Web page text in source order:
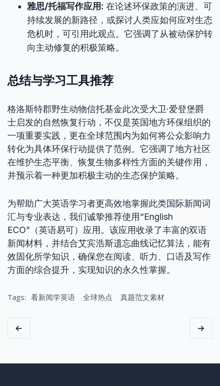
雅思/托福写作应用: 在论述环保政策的演进、可
持续发展的新路径，或探讨人类应如何应对生态
危机时，可引用此观点。它强调了从被动保护转
向主动修复的积极策略。
总结与学习工具推荐
格洛斯特郡野生动物信托基金此次受大卫·爱登堡爵
士启发的自然恢复行动，不仅是英国地方环保组织的
一项重要实践，更在全球范围内为如何将公众影响力
转化为具体环保行动提供了范例。它强调了地方社区
在维护生态平衡、恢复生物多样性方面的关键作用，
并预示着一种更加积极主动的生态保护策略。
为帮助广大英语学习者更高效地掌握此类国际新闻词
汇与专业表达，我们诚挚推荐使用“English
ECO”（英语易可）应用。该应用收录了丰富的双语
新闻材料，并结合艾宾浩斯遗忘曲线记忆算法，能有
效固化所学知识，确保您在阅读、听力、口语及写作
方面的综合提升，实现知识的永久性掌握。
Tags: 看新闻学英语 全球热点 真题范文素材